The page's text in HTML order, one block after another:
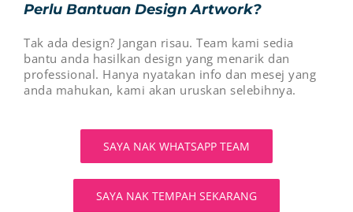
Perlu Bantuan Design Artwork?
Tak ada design? Jangan risau. Team kami sedia
bantu anda hasilkan design yang menarik dan
professional. Hanya nyatakan info dan mesej yang
anda mahukan, kami akan uruskan selebihnya.
SAYA NAK WHATSAPP TEAM
SAYA NAK TEMPAH SEKARANG